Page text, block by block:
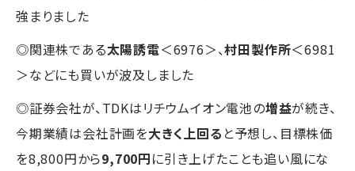
強まりました
◎関連株である太陽誘電＜6976＞、村田製作所＜6981
＞などにも買いが波及しました
◎証券会社が、TDKはリチウムイオン電池の増益が続き、
今期業績は会社計画を大きく上回る と予想し、目標株価
を8,800円から9,700円に引き上げたことも追い風にな